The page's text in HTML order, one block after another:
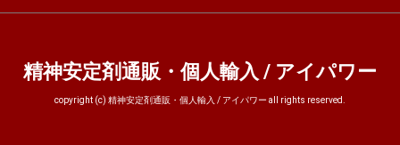
精神安定剤通販・個人輸入 / アイパワー
copyright (c) 精神安定剤通販・個人輸入 / アイパワー all rights reserved.